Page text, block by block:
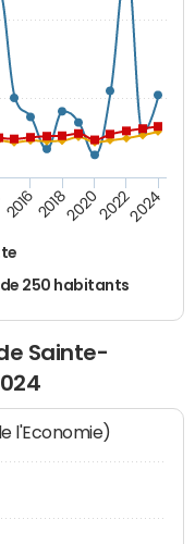
250 habitants
20162018202020222024
Sainte-
l'Economie)